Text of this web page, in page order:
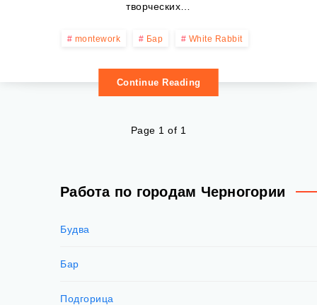
творческих…
montework Бар White Rabbit
Continue Reading
Page 1 of 1
Работа по городам Черногории
Будва
Бар
Подгорица